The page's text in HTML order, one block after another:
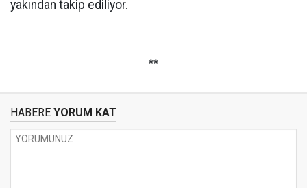
yakından takip ediliyor.
**
HABERE YORUM KAT